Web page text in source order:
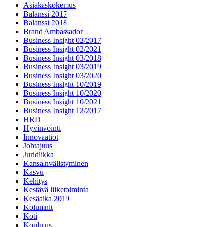
Asiakaskokemus
Balanssi 2017
Balanssi 2018
Brand Ambassador
Business Insight 02/2017
Business Insight 02/2021
Business Insight 03/2018
Business Insight 03/2019
Business Insight 03/2020
Business Insight 10/2019
Business Insight 10/2020
Business Insight 10/2021
Business Insight 12/2017
HRD
Hyvinvointi
Innovaatiot
Johtajuus
Juridiikka
Kansainvälistyminen
Kasvu
Kehitys
Kestävä liiketoiminta
Kesäaika 2019
Kolumnit
Koti
Koulutus